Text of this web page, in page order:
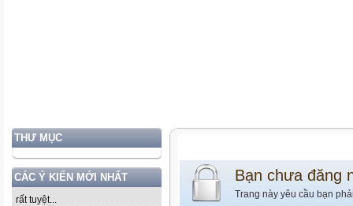
THƯ MỤC
CÁC Ý KIẾN MỚI NHẤT
rất tuyệt...
Bạn chưa đăng
Trang này yêu cầu bạn